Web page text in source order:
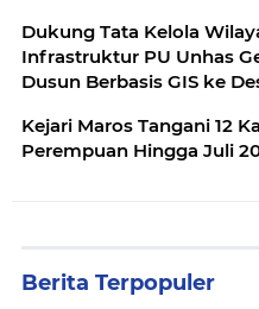
Dukung Tata Kelola
Infrastruktur PU Unhas
Dusun Berbasis GIS ke
Kejari Maros Tangani 12
Perempuan Hingga Juli
Berita Terpopuler